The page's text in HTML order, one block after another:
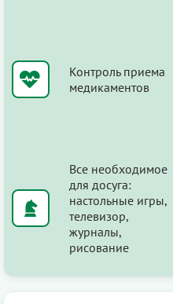
Контроль приема
медикаментов
Все необходимое
для досуга:
настольные игры,
телевизор,
журналы,
рисование